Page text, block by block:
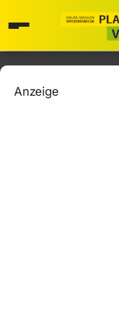
Anzeige